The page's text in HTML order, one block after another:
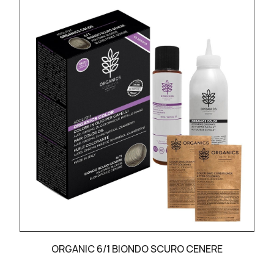
ORGANIC 6/1 BIONDO SCURO CENERE